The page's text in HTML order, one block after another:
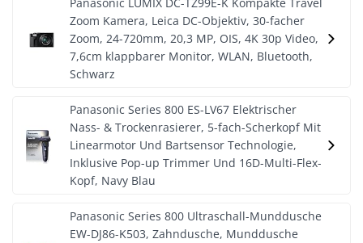
Zoom Kamera, Leica DC-Objektiv, 30-facher
Zoom, 24-720mm, 20,3 MP, OIS, 4K 30p Video,
7,6cm klappbarer Monitor, WLAN, Bluetooth,
Schwarz
Panasonic Series 800 ES-LV67 Elektrischer
Nass- & Trockenrasierer, 5-fach-Scherkopf Mit
Linearmotor Und Bartsensor Technologie,
Inklusive Pop-up Trimmer Und 16D-Multi-Flex-
Kopf, Navy Blau
Panasonic Series 800 Ultraschall-Munddusche
EW-DJ86-K503, Zahndusche, Munddusche